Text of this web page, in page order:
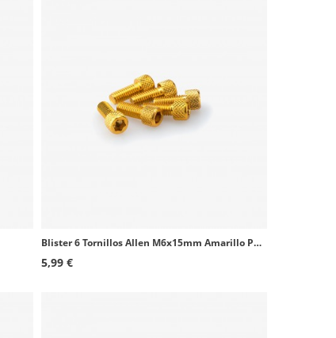
Blister 6 Tornillos Allen M6x15mm Amarillo Puig 0363G
5,99 €